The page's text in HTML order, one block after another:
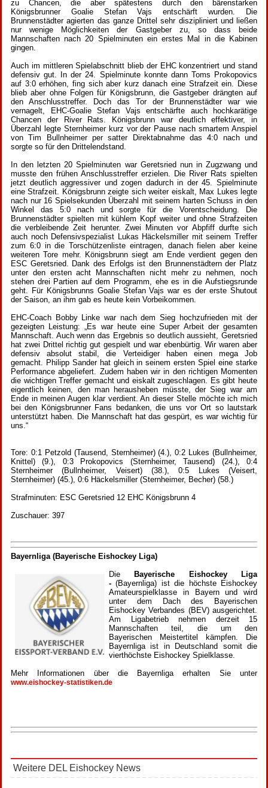
zu Chancen, die aber spätestens durch den bärenstarken
Königsbrunner Goalie Stefan Vajs entschärft wurden. Die
Brunnenstädter agierten das ganze Drittel sehr diszipliniert und ließen
nur wenige Möglichkeiten der Gastgeber zu, so dass beide
Mannschaften nach 20 Spielminuten ein erstes Mal in die Kabinen
gingen.
Auch im mittleren Spielabschnitt blieb der EHC konzentriert und stand
defensiv gut. In der 24. Spielminute konnte dann Toms Prokopovics
auf 3:0 erhöhen, fing sich aber kurz danach eine Strafzeit ein. Diese
blieb aber ohne Folgen für Königsbrunn, die Gastgeber drängten auf
den Anschlusstreffer. Doch das Tor der Brunnenstädter war wie
vernagelt, EHC-Goalie Stefan Vajs entschärfte auch hochkarätige
Chancen der River Rats. Königsbrunn war deutlich effektiver, in
Überzahl legte Sternheimer kurz vor der Pause nach smartem Anspiel
von Tim Bullnheimer per satter Direktabnahme das 4:0 nach und
sorgte so für den Drittelendstand.
In den letzten 20 Spielminuten war Geretsried nun in Zugzwang und
musste den frühen Anschlusstreffer erzielen. Die River Rats spielten
jetzt deutlich aggressiver und zogen dadurch in der 45. Spielminute
eine Strafzeit. Königsbrunn zeigte sich weiter eiskalt, Max Lukes legte
nach nur 16 Spielsekunden Überzahl mit seinem harten Schuss in den
Winkel das 5:0 nach und sorgte für die Vorentscheidung. Die
Brunnenstädter spielten mit kühlem Kopf weiter und ohne Strafzeiten
die verbleibende Zeit herunter. Zwei Minuten vor Abpfiff durfte sich
auch noch Defensivspezialist Lukas Häckelsmiller mit seinem Treffer
zum 6:0 in die Torschützenliste eintragen, danach fielen aber keine
weiteren Tore mehr. Königsbrunn siegt am Ende verdient gegen den
ESC Geretsried. Dank des Erfolgs ist den Brunnenstädtern der Platz
unter den ersten acht Mannschaften nicht mehr zu nehmen, noch
stehen drei Partien auf dem Programm, ehe es in die Aufstiegsrunde
geht. Für Königsbrunns Goalie Stefan Vajs war es der erste Shutout
der Saison, an ihm gab es heute kein Vorbeikommen.
EHC-Coach Bobby Linke war nach dem Sieg hochzufrieden mit der
gezeigten Leistung: „Es war heute eine Super Arbeit der gesamten
Mannschaft. Auch wenn das Ergebnis so deutlich aussieht, Geretsried
hat zwei Drittel richtig gut gespielt und war ebenbürtig. Wir waren aber
defensiv absolut stabil, die Verteidiger haben einen mega Job
gemacht. Philipp Sander hat gleich in seinem ersten Spiel eine starke
Performance abgeliefert. Zudem haben wir in den richtigen Momenten
die wichtigen Treffer gemacht und eiskalt zugeschlagen. Es gibt heute
eigentlich keinen, den man herausheben müsste, der Sieg war am
Ende in meinen Augen klar verdient. An dieser Stelle möchte ich mich
bei den Königsbrunner Fans bedanken, die uns vor Ort so lautstark
unterstützt haben. Die Mannschaft hat das gespürt, es war wichtig für
uns.“
Tore: 0:1 Petzold (Tausend, Sternheimer) (4.), 0:2 Lukes (Bullnheimer,
Knittel) (9.), 0:3 Prokopovics (Sternheimer, Tausend) (24.), 0:4
Sternheimer (Bullnheimer, Veisert) (38.), 0:5 Lukes (Veisert,
Sternheimer) (45.), 0:6 Häckelsmiller (Sternheimer, Becher) (58.)
Strafminuten: ESC Geretsried 12 EHC Königsbrunn 4
Zuschauer: 397
Bayernliga (Bayerische Eishockey Liga)
Die
Bayerische Eishockey Liga
-(Bayernliga) ist die höchste Eishockey
Amateurspielklasse in Bayern und wird
unter dem Dach des Bayerischen
Eishockey Verbandes (BEV) ausgerichtet.
Am Ligabetrieb nehmen derzeit 15
Mannschaften teil, die um den
Bayerischen Meistertitel kämpfen. Die
Bayernliga ist in Deutschland somit die
vierthöchste Eishockey Spielklasse.
Mehr Informationen über die Bayernliga erhalten Sie unter
www.eishockey-statistiken.de
Weitere DEL Eishockey News